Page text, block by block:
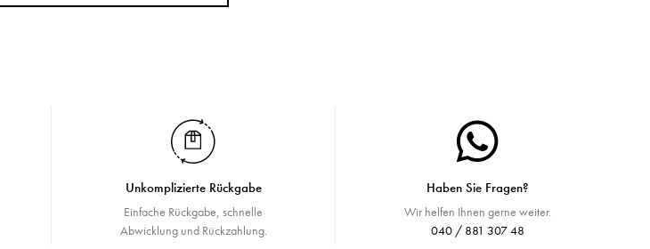
Unkomplizierte Rückgabe
Einfache Rückgabe, schnelle
Abwicklung und Rückzahlung.
Haben Sie Fragen?
Wir helfen Ihnen gerne weiter.
040 / 881 307 48